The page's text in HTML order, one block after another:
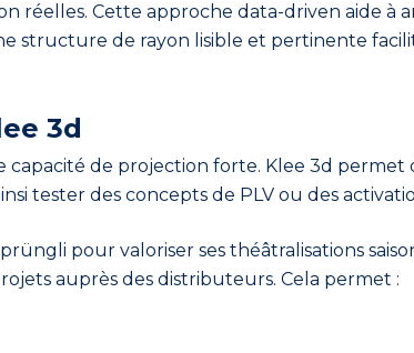
réelles. Cette approche data-driven aide à
structure de rayon lisible et pertinente
3d
de projection forte. Klee 3d
tester des concepts de PLV ou des
pour valoriser ses théâtralisations
auprès des distributeurs. Cela permet :